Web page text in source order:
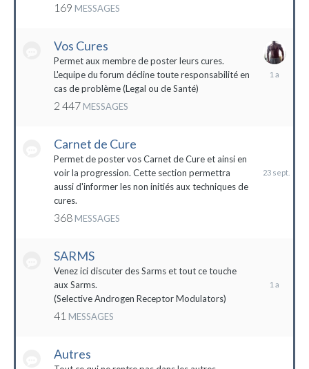
169 MESSAGES
Vos Cures
Permet aux membre de poster leurs cures.
L'equipe du forum décline toute responsabilité en
cas de problème (Legal ou de Santé)
2 447 MESSAGES
28
Carnet de Cure
Permet de poster vos Carnet de Cure et ainsi en
voir la progression. Cette section permettra
aussi d'informer les non initiés aux techniques de
cures.
368 MESSAGES
2023
SARMS
Venez ici discuter des Sarms et tout ce touche
aux Sarms.
(Selective Androgen Receptor Modulators)
41 MESSAGES
2022
Autres